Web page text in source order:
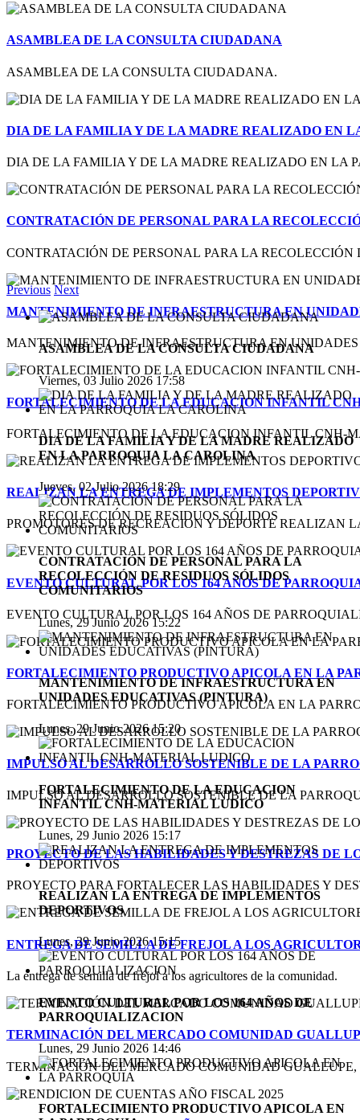
ASAMBLEA DE LA CONSULTA CIUDADANA
ASAMBLEA DE LA CONSULTA CIUDADANA.
DIA DE LA FAMILIA Y DE LA MADRE REALIZADO EN
DIA DE LA FAMILIA Y DE LA MADRE REALIZADO EN LA
CONTRATACIÓN DE PERSONAL PARA LA
CONTRATACIÓN DE PERSONAL PARA LA RECOLECCIÓN
MANTENIMIENTO DE INFRAESTRUCTURA EN
MANTENIMIENTO DE INFRAESTRUCTURA EN
FORTALECIMIENTO DE LA EDUCACION INFANTIL
FORTALECIMIENTO DE LA EDUCACION INFANTIL CNH-
REALIZAN LA ENTREGA DE IMPLEMENTOS
PROMOTORES DE RECREACION Y DEPORTE REALIZAN
EVENTO CULTURAL POR LOS 164 AÑOS DE
EVENTO CULTURAL POR LOS 164 AÑOS DE
FORTALECIMIENTO PRODUCTIVO APICOLA EN LA
FORTALECIMIENTO PRODUCTIVO APICOLA EN LA
IMPULSO AL DESARROLLO SOSTENIBLE DE LA
IMPULSO AL DESARROLLO SOSTENIBLE DE LA
PROYECTO DE LAS HABILIDADES Y DESTREZAS DE
PROYECTO PARA FORTALECER LAS HABILIDADES Y
ENTREGA DE SEMILLA DE FREJOL A LOS
La entrega de semilla de fréjol a los agricultores de la comunidad.
TERMINACIÓN DEL MERCADO COMUNIDAD
TERMINACIÓN DEL MERCADO COMUNIDAD
Previous Next
ASAMBLEA DE LA CONSULTA CIUDADANA
Viernes, 03 Julio 2026 17:58
DIA DE LA FAMILIA Y DE LA MADRE REALIZADO
EN LA PARROQUIA LA CAROLINA
Jueves, 02 Julio 2026 18:29
CONTRATACIÓN DE PERSONAL PARA LA
RECOLECCIÓN DE RESIDUOS SÓLIDOS
COMUNITARIOS
Lunes, 29 Junio 2026 15:22
MANTENIMIENTO DE INFRAESTRUCTURA EN
UNIDADES EDUCATIVAS (PINTURA)
Lunes, 29 Junio 2026 15:20
FORTALECIMIENTO DE LA EDUCACION
INFANTIL CNH-MATERIAL LUDICO
Lunes, 29 Junio 2026 15:17
REALIZAN LA ENTREGA DE IMPLEMENTOS
DEPORTIVOS
Lunes, 29 Junio 2026 15:15
EVENTO CULTURAL POR LOS 164 AÑOS DE
PARROQUIALIZACION
Lunes, 29 Junio 2026 14:46
FORTALECIMIENTO PRODUCTIVO APICOLA EN